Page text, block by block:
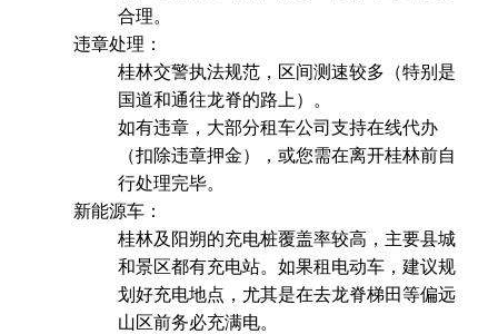
合理。
违章处理 ：
桂林交警执法规范，区间测速较多（特别是
国道和通往龙脊的路上）。
如有违章，大部分租车公司支持在线代办
（扣除违章押金），或您需在离开桂林前自
行处理完毕。
新能源车 ：
桂林及阳朔的充电桩覆盖率较高，主要县城
和景区都有充电站。如果租电动车，建议规
划好充电地点，尤其是在去龙脊梯田等偏远
山区前务必充满电。